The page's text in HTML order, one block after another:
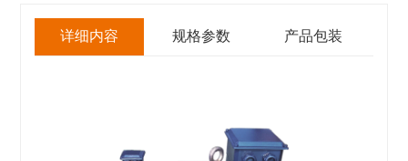
详细内容 规格参数 产品包装